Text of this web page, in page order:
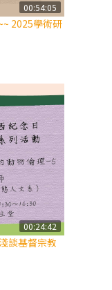
什麼降生到人
世」—高樂祈修
物讚頌頌歌 – 太
陽與生態音樂
會】紀念聖方濟
與已逝教宗方濟
各（中）
2025/10/10【萬
物讚頌頌歌 – 太
陽與生態音樂
會】紀念聖方濟
與已逝教宗方濟
00:54:05
2025學術研
00:24:42
談基督宗教